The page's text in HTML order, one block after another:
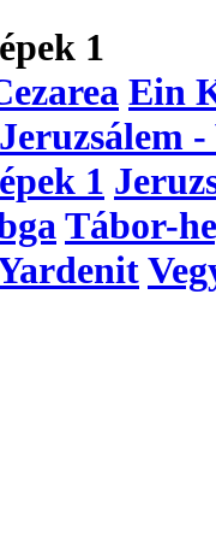
1
Ein
Jeruzsálem
1
Tábor-